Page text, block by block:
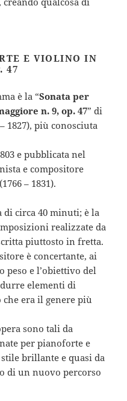
E VIOLINO IN
47
è la “Sonata per
n. 9, op. 47” di
1827), più conosciuta
e pubblicata nel
e compositore
(1766 – 1831).
di circa 40 minuti; è la
realizzate da
piuttosto in fretta.
è concertante, ai
peso e l’obiettivo del
elementi di
era il genere più
sono tali da
per pianoforte e
brillante e quasi da
di un nuovo percorso